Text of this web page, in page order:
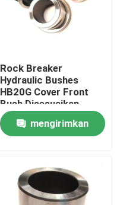
Rock Breaker
Hydraulic Bushes
HB20G Cover Front
Bush Disesuaikan
DS10B
mengirimkan